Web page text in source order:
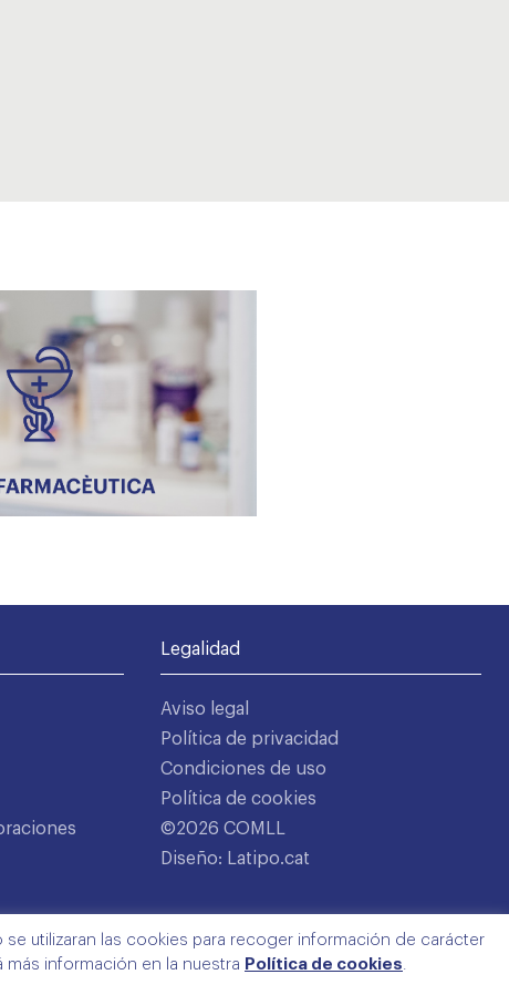
Legalidad
Aviso legal
Política de privacidad
Condiciones de uso
Política de cookies
©2026 COMLL
Diseño: Latipo.cat
utilizaran las cookies para recoger información de carácter
información en la nuestra Política de cookies.